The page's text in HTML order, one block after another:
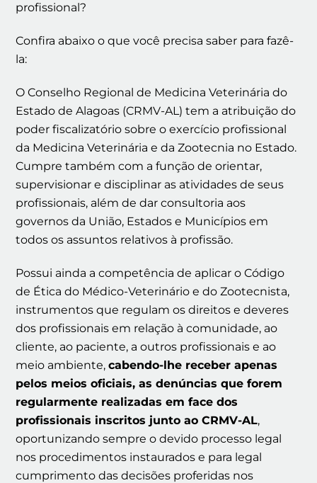
profissional?
Confira abaixo o que você precisa saber para fazê-
la:
O Conselho Regional de Medicina Veterinária do
Estado de Alagoas (CRMV-AL) tem a atribuição do
poder fiscalizatório sobre o exercício profissional
da Medicina Veterinária e da Zootecnia no Estado.
Cumpre também com a função de orientar,
supervisionar e disciplinar as atividades de seus
profissionais, além de dar consultoria aos
governos da União, Estados e Municípios em
todos os assuntos relativos à profissão.
Possui ainda a competência de aplicar o Código
de Ética do Médico-Veterinário e do Zootecnista,
instrumentos que regulam os direitos e deveres
dos profissionais em relação à comunidade, ao
cliente, ao paciente, a outros profissionais e ao
meio ambiente,cabendo-lhe receber apenas
pelos meios oficiais, as denúncias que forem
regularmente realizadas em face dos
profissionais inscritos junto ao CRMV-AL,
oportunizando sempre o devido processo legal
nos procedimentos instaurados e para legal
cumprimento das decisões proferidas nos